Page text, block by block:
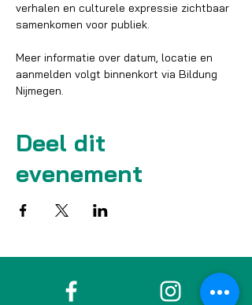
verhalen en culturele expressie zichtbaar
samenkomen voor publiek.
Meer informatie over datum, locatie en
aanmelden volgt binnenkort via Bildung
Nijmegen.
Deel dit
evenement